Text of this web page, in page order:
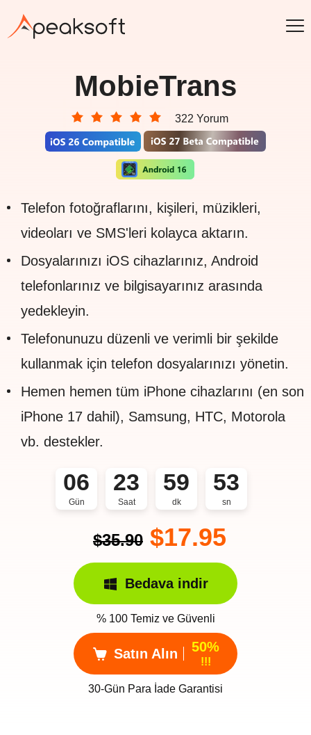
MobieTrans
322 Yorum
Telefon fotoğraflarını, kişileri, müzikleri,
videoları ve SMS'leri kolayca aktarın.
Dosyalarınızı iOS cihazlarınız, Android
telefonlarınız ve bilgisayarınız arasında
yedekleyin.
Telefonunuzu düzenli ve verimli bir şekilde
kullanmak için telefon dosyalarınızı yönetin.
Hemen hemen tüm iPhone cihazlarını (en son
iPhone 17 dahil), Samsung, HTC, Motorola
vb. destekler.
06
Gün
23
Saat
59
dk
53
sn
$35.90 $17.95
Bedava indir
% 100 Temiz ve Güvenli
Satın Alın 50%
!!!
30-Gün Para İade Garantisi